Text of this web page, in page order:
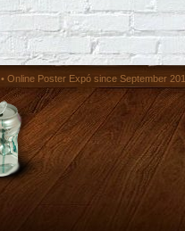
• Online Poster Expó since September